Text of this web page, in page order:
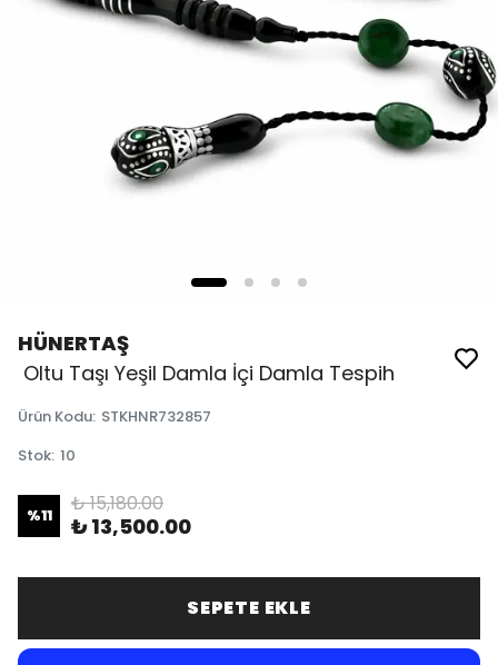
HÜNERTAŞ
Oltu Taşı Yeşil Damla İçi Damla Tespih
Ürün Kodu: STKHNR732857
Stok: 10
%11 ₺ 15,180.00
₺ 13,500.00
SEPETE EKLE